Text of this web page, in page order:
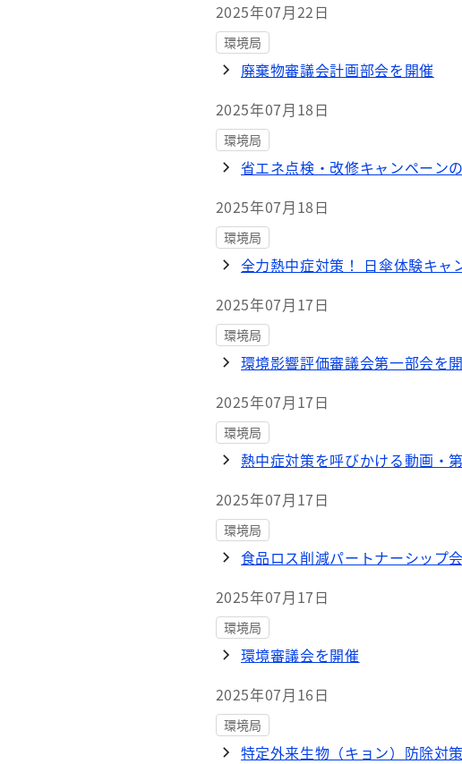
2025年07月22日
環境局
廃棄物審議会計画部会を開催
2025年07月18日
環境局
省エネ点検・改修キャンペーン
2025年07月18日
環境局
全力熱中症対策！ 日傘体験キャ
2025年07月17日
環境局
環境影響評価審議会第一部会を
2025年07月17日
環境局
熱中症対策を呼びかける動画・
2025年07月17日
環境局
食品ロス削減パートナーシップ
2025年07月17日
環境局
環境審議会を開催
2025年07月16日
環境局
特定外来生物（キョン）防除対